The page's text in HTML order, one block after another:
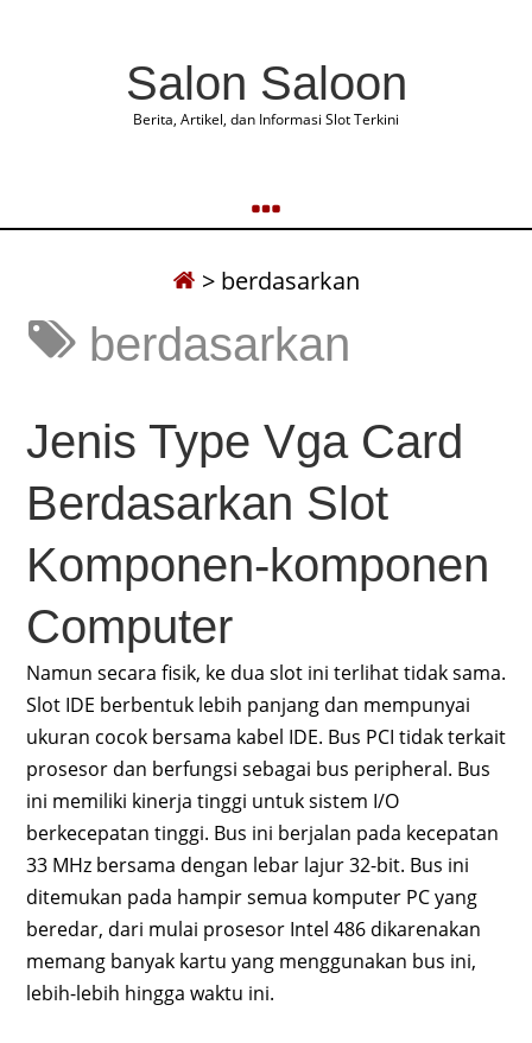
Salon Saloon
Berita, Artikel, dan Informasi Slot Terkini
> berdasarkan
berdasarkan
Jenis Type Vga Card
Berdasarkan Slot
Komponen-komponen
Computer
Namun secara fisik, ke dua slot ini terlihat tidak sama.
Slot IDE berbentuk lebih panjang dan mempunyai
ukuran cocok bersama kabel IDE. Bus PCI tidak terkait
prosesor dan berfungsi sebagai bus peripheral. Bus
ini memiliki kinerja tinggi untuk sistem I/O
berkecepatan tinggi. Bus ini berjalan pada kecepatan
33 MHz bersama dengan lebar lajur 32-bit. Bus ini
ditemukan pada hampir semua komputer PC yang
beredar, dari mulai prosesor Intel 486 dikarenakan
memang banyak kartu yang menggunakan bus ini,
lebih-lebih hingga waktu ini.